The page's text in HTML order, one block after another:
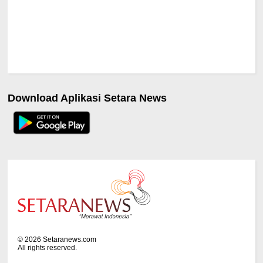
Download Aplikasi Setara News
©2026 Setaranews.com
All rights reserved.